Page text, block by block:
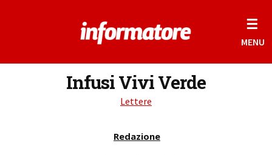
☰
MENU
Infusi Vivi Verde
Lettere
Redazione